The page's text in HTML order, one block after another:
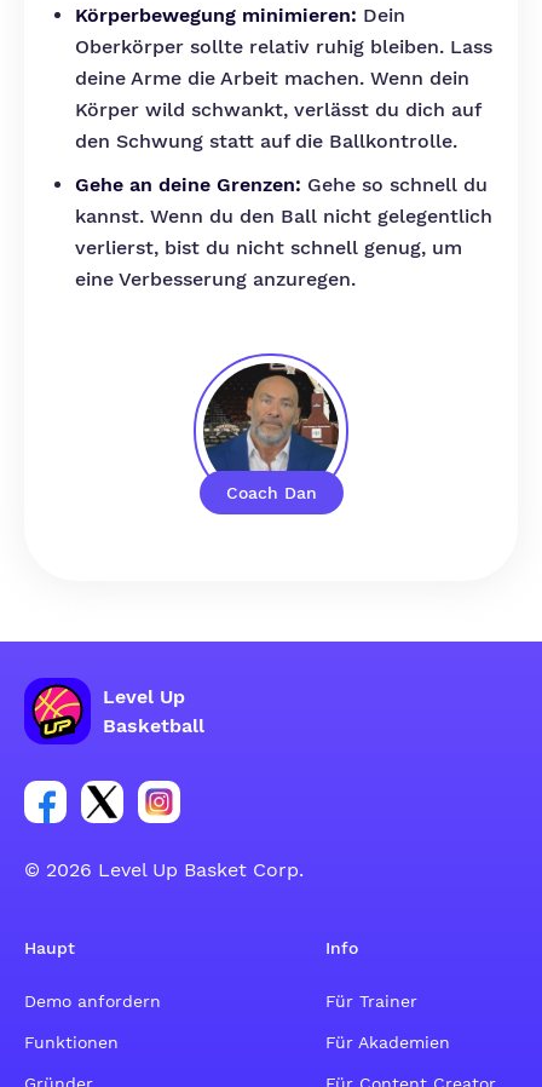
Coach Dan
Körperbewegung minimieren: Dein
Oberkörper sollte relativ ruhig bleiben. Lass
deine Arme die Arbeit machen. Wenn dein
Körper wild schwankt, verlässt du dich auf
den Schwung statt auf die Ballkontrolle.
Gehe an deine Grenzen: Gehe so schnell du
kannst. Wenn du den Ball nicht gelegentlich
verlierst, bist du nicht schnell genug, um
eine Verbesserung anzuregen.
Level Up
Basketball
Link zur Facebook-Gruppe
Link zum Tweeter-Account
Link zum Instagram-Account
© 2026 Level Up Basket Corp.
Haupt
Demo anfordern
Funktionen
Info
Für Trainer
Für Akademien